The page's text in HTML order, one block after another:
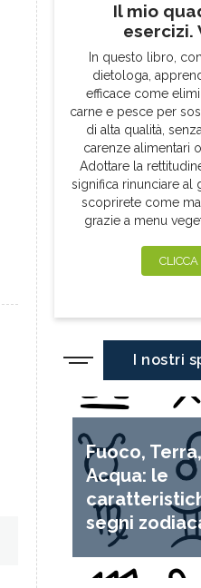
Il mio
esercizi.
In questo libro,
dietologa,
efficace come
carne e pesce per
di alta qualità,
carenze alimentari
Adottare la
significa rinunciare al
scoprirete come
grazie a menu
CLICCA
I nostri
Fuoco,
Acqua: le
segni